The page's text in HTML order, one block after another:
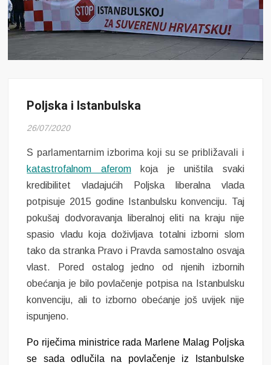
Poljska i Istanbulska
26/07/2020
S parlamentarnim izborima koji su se približavali i
katastrofalnom aferomkoja je uništila svaki
kredibilitet vladajućih Poljska liberalna vlada
potpisuje 2015 godine Istanbulsku konvenciju. Taj
pokušaj dodvoravanja liberalnoj eliti na kraju nije
spasio vladu koja doživljava totalni izborni slom
tako da stranka Pravo i Pravda samostalno osvaja
vlast. Pored ostalog jedno od njenih izbornih
obećanja je bilo povlačenje potpisa na Istanbulsku
konvenciju, ali to izborno obećanje još uvijek nije
ispunjeno.
Po riječima ministrice rada Marlene Malag Poljska
se sada odlučila na povlačenje iz Istanbulske